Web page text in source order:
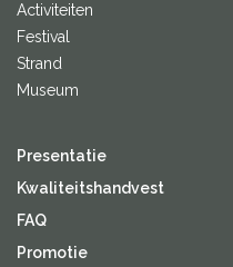
Activiteiten
Festival
Strand
Museum
Presentatie
Kwaliteitshandvest
FAQ
Promotie